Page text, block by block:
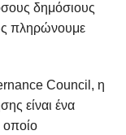
δημόσιους
πληρώνουμε
Council, η
είναι ένα
οποίο